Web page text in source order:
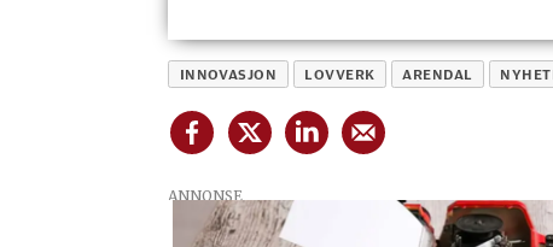
INNOVASJON LOVVERK ARENDAL
ANNONSE